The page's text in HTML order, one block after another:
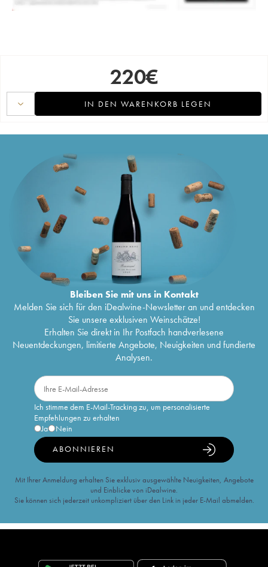
220€
IN DEN WARENKORB LEGEN
Bleiben Sie mit uns in Kontakt
Melden Sie sich für den iDealwine-Newsletter an und entdecken
Sie unsere exklusiven Weinschätze!
Erhalten Sie direkt in Ihr Postfach handverlesene
Neuentdeckungen, limitierte Angebote, Neuigkeiten und fundierte
Analysen.
Ich stimme dem E-Mail-Tracking zu, um personalisierte
Empfehlungen zu erhalten
Ja
Nein
ABONNIEREN
Mit Ihrer Anmeldung erhalten Sie exklusiv ausgewählte Neuigkeiten, Angebote
und Einblicke von iDealwine.
Sie können sich jederzeit unkompliziert über den Link in jeder E-Mail abmelden.